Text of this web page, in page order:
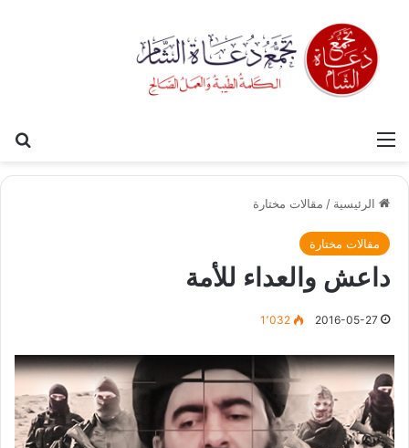
القائمة
الرئيسية / مقالات مختارة
مقالات مختارة
داعش والعداء للأمة
2016-05-27 1٬032